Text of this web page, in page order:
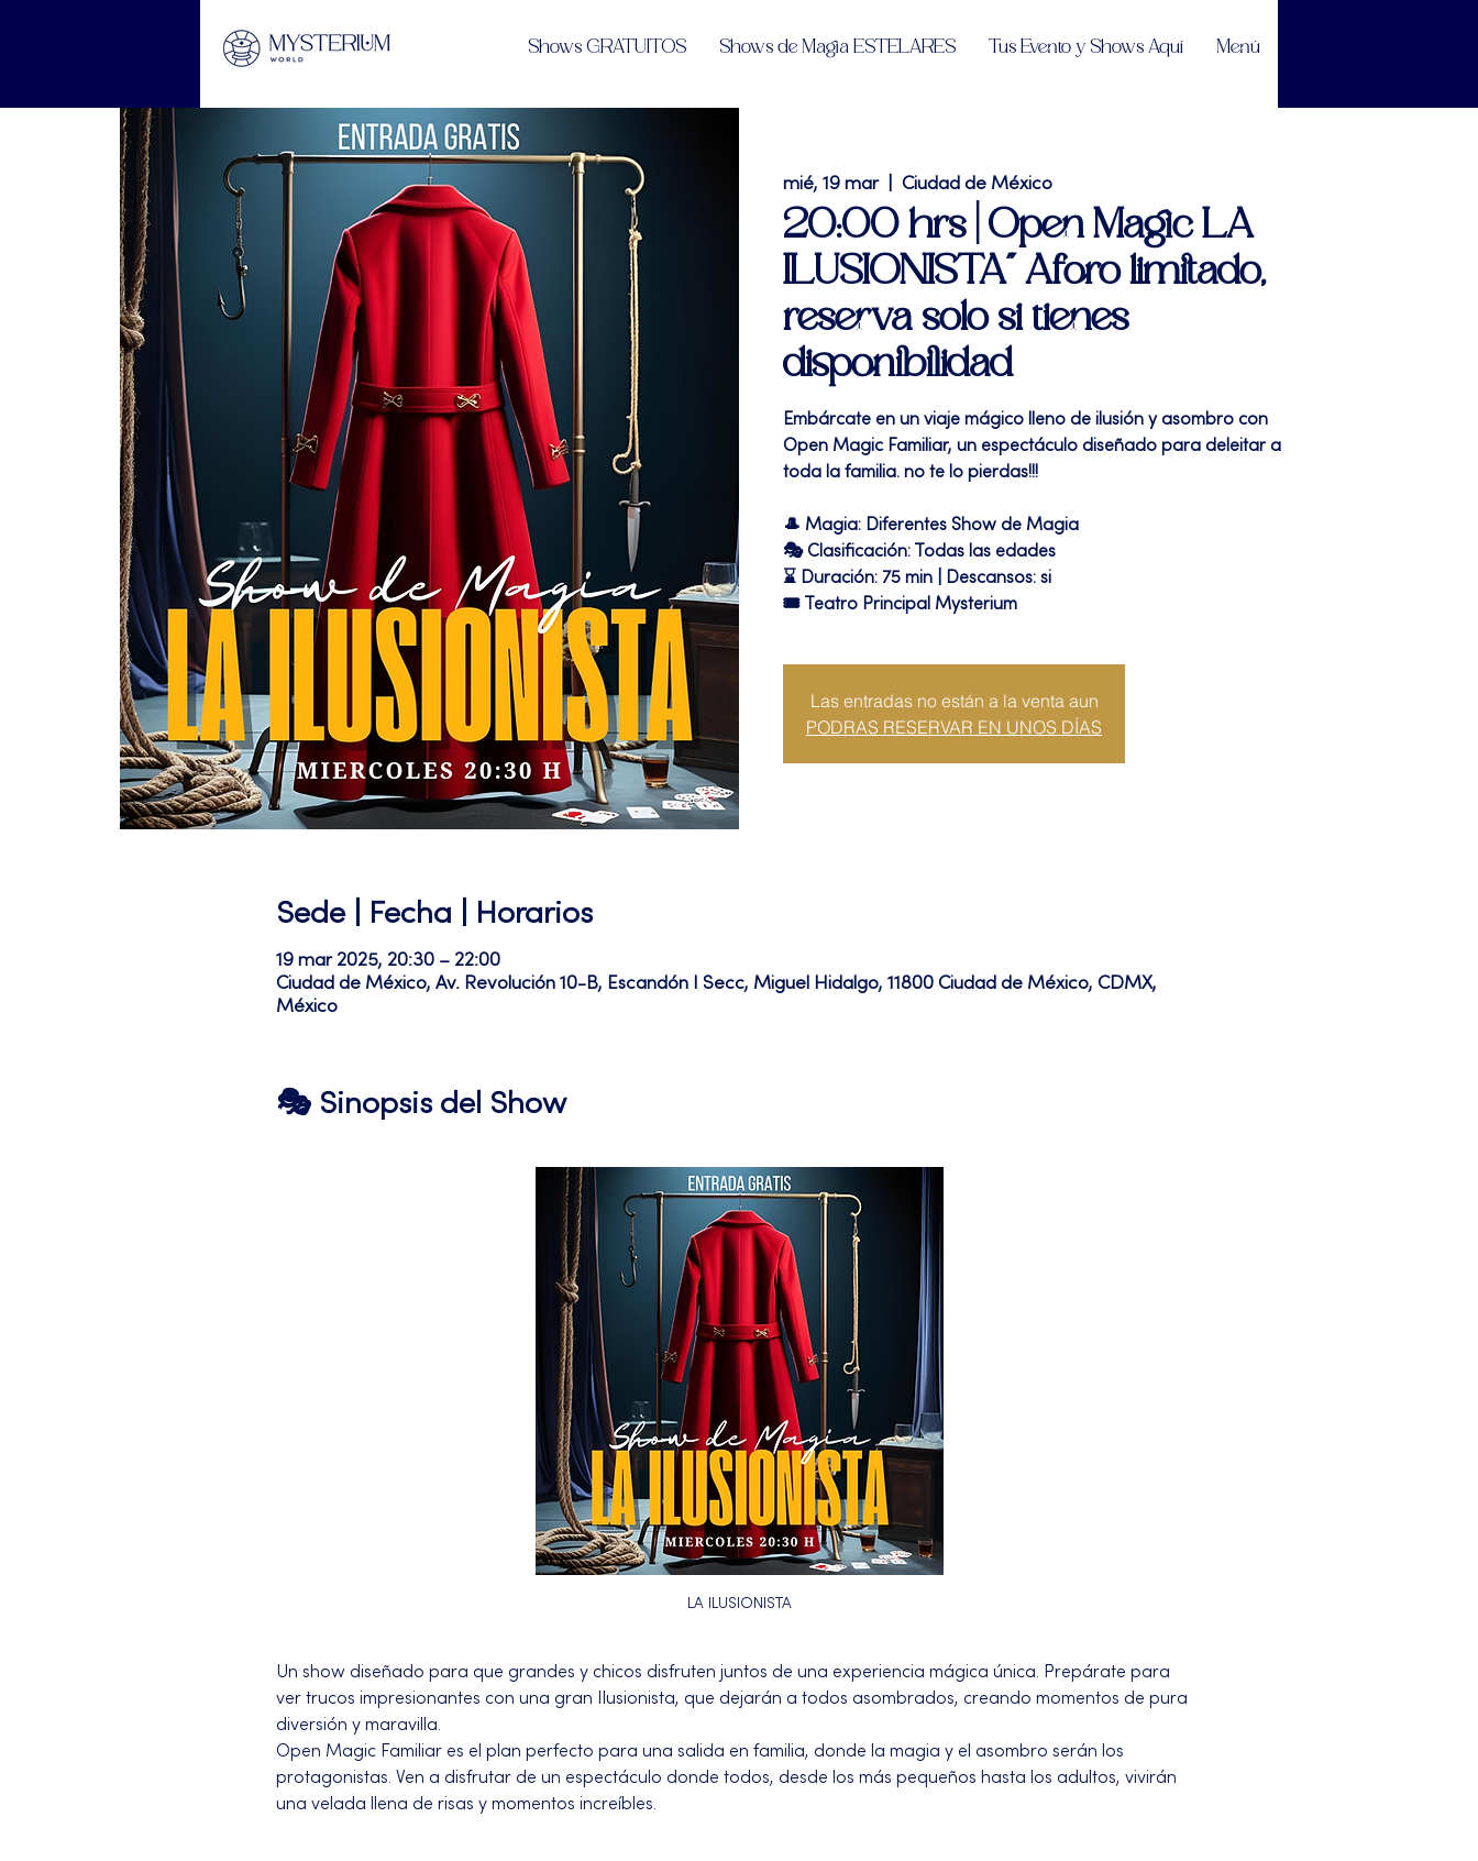
Shows GRATUITOS Shows de Magia ESTELARES Tus Evento y Shows Aquí Menú
mié, 19 mar
  |
Ciudad de México
20:00 hrs | Open Magic LA
ILUSIONISTA" Aforo limitado,
reserva solo si tienes
disponibilidad
Embárcate en un viaje mágico lleno de ilusión y asombro con
Open Magic Familiar, un espectáculo diseñado para deleitar a
toda la familia. no te lo pierdas!!!
🎩 Magia: Diferentes Show de Magia
🎭 Clasificación: Todas las edades
⌛ Duración: 75 min | Descansos: si
🎟 Teatro Principal Mysterium
Las entradas no están a la venta aun
PODRAS RESERVAR EN UNOS DÍAS
Sede | Fecha | Horarios
19 mar 2025, 20:30 – 22:00
Ciudad de México, Av. Revolución 10-B, Escandón I Secc, Miguel Hidalgo, 11800 Ciudad de México, CDMX,
México
🎭 Sinopsis del Show
LA ILUSIONISTA
Un show diseñado para que grandes y chicos disfruten juntos de una experiencia mágica única. Prepárate para
ver trucos impresionantes con una gran Ilusionista, que dejarán a todos asombrados, creando momentos de pura
diversión y maravilla.
Open Magic Familiar es el plan perfecto para una salida en familia, donde la magia y el asombro serán los
protagonistas. Ven a disfrutar de un espectáculo donde todos, desde los más pequeños hasta los adultos, vivirán
una velada llena de risas y momentos increíbles.